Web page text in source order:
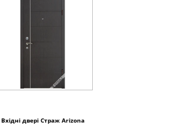
Вхідні двері Страж Arizona